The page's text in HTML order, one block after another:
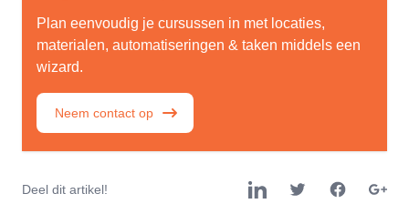
Plan eenvoudig je cursussen in met locaties,
materialen, automatiseringen & taken middels een
wizard.
Neem contact op
Deel dit artikel!